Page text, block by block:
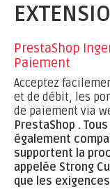
PrestaShop
Paiement
Acceptez
et de débit, les
de paiement via
PrestaShop .
également
supportent la
appelée Strong
que les exigences